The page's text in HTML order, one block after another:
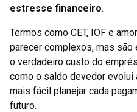
estresse financeiro.
Termos como CET, IOF e
parecer complexos, mas
o verdadeiro custo do
como o saldo devedor evolui
mais fácil planejar cada
futuro.